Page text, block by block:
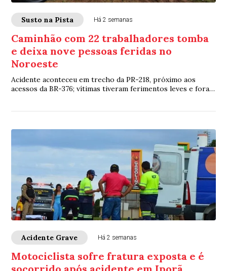
Susto na Pista Há 2 semanas
Caminhão com 22 trabalhadores tomba
e deixa nove pessoas feridas no
Noroeste
Acidente aconteceu em trecho da PR-218, próximo aos
acessos da BR-376; vítimas tiveram ferimentos leves e foram
Acidente Grave Há 2 semanas
Motociclista sofre fratura exposta e é